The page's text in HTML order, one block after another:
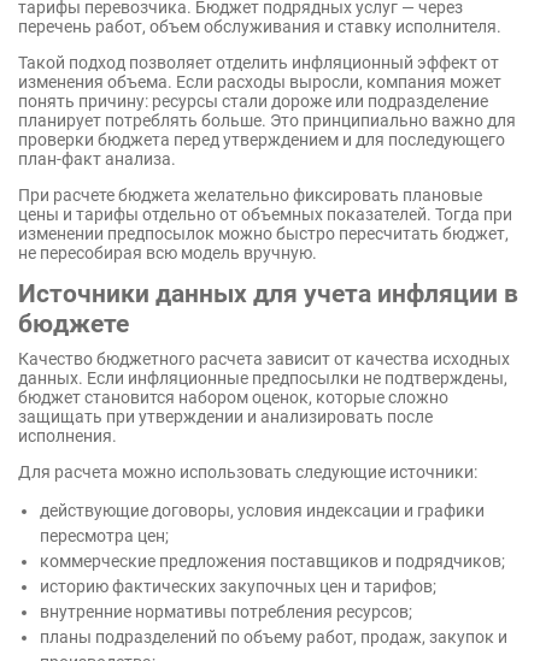
тарифы перевозчика. Бюджет подрядных услуг — через
перечень работ, объем обслуживания и ставку исполнителя.
Такой подход позволяет отделить инфляционный эффект от
изменения объема. Если расходы выросли, компания может
понять причину: ресурсы стали дороже или подразделение
планирует потреблять больше. Это принципиально важно для
проверки бюджета перед утверждением и для последующего
план-факт анализа.
При расчете бюджета желательно фиксировать плановые
цены и тарифы отдельно от объемных показателей. Тогда при
изменении предпосылок можно быстро пересчитать бюджет,
не пересобирая всю модель вручную.
Источники данных для учета инфляции в
бюджете
Качество бюджетного расчета зависит от качества исходных
данных. Если инфляционные предпосылки не подтверждены,
бюджет становится набором оценок, которые сложно
защищать при утверждении и анализировать после
исполнения.
Для расчета можно использовать следующие источники:
действующие договоры, условия индексации и графики
пересмотра цен;
коммерческие предложения поставщиков и подрядчиков;
историю фактических закупочных цен и тарифов;
внутренние нормативы потребления ресурсов;
планы подразделений по объему работ, продаж, закупок и